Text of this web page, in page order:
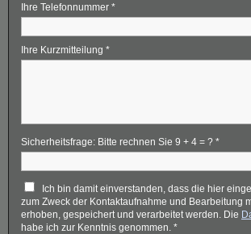
Ihre Telefonnummer *
Ihre Kurzmitteilung *
Sicherheitsfrage: Bitte rechnen Sie 9 + 4 = ? *
Ich bin damit einverstanden, dass die hier
zum Zweck der Kontaktaufnahme und Bearbeitung
erhoben, gespeichert und verarbeitet werden. Die
habe ich zur Kenntnis genommen. *